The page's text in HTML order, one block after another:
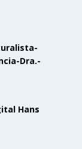
Dra.-
Hans